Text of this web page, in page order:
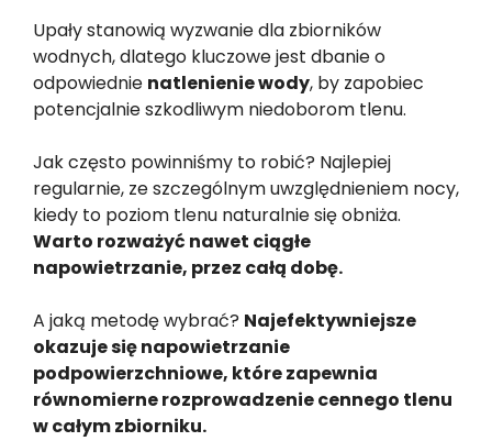
Upały stanowią wyzwanie dla zbiorników
wodnych, dlatego kluczowe jest dbanie o
odpowiednie natlenienie wody, by zapobiec
potencjalnie szkodliwym niedoborom tlenu.
Jak często powinniśmy to robić? Najlepiej
regularnie, ze szczególnym uwzględnieniem nocy,
kiedy to poziom tlenu naturalnie się obniża.
Warto rozważyć nawet ciągłe
napowietrzanie, przez całą dobę.
A jaką metodę wybrać? Najefektywniejsze
okazuje się napowietrzanie
podpowierzchniowe, które zapewnia
równomierne rozprowadzenie cennego tlenu
w całym zbiorniku.